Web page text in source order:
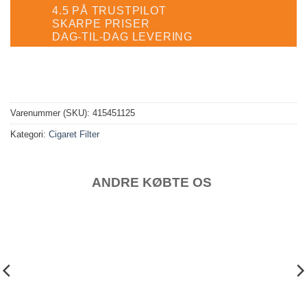
4.5 PÅ TRUSTPILOT
SKARPE PRISER
DAG-TIL-DAG LEVERING
Varenummer (SKU): 415451125
Kategori: Cigaret Filter
ANDRE KØBTE OS